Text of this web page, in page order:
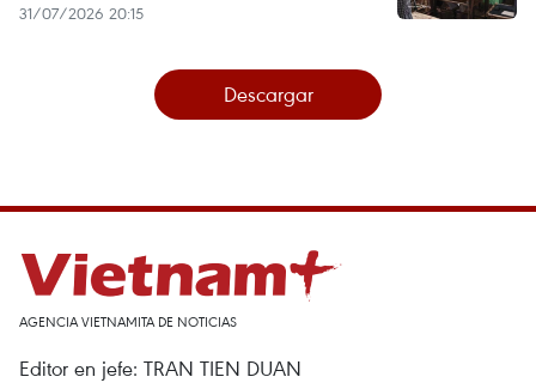
31/07/2026 20:15
Descargar
AGENCIA VIETNAMITA DE NOTICIAS
Editor en jefe: TRAN TIEN DUAN